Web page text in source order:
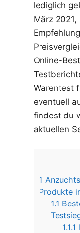
lediglich
März 2021,
Online-
Warentest
eventuell
findest du
aktuellen
1
Produkte
1.1
1.1.1